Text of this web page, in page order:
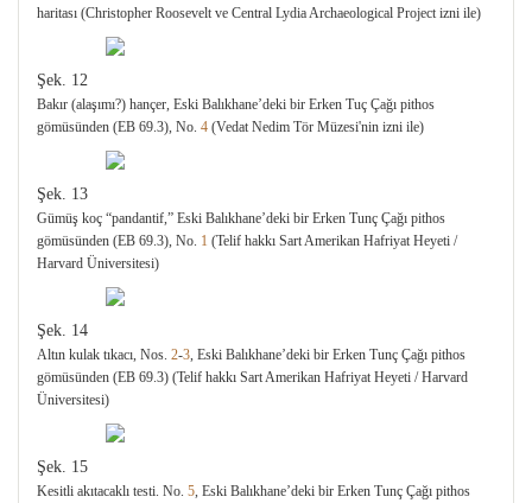
haritası (Christopher Roosevelt ve Central Lydia Archaeological Project izni ile)
Şek. 12
Bakır (alaşımı?) hançer, Eski Balıkhane’deki bir Erken Tuç Çağı pithos
gömüsünden (EB 69.3), No. 4 (Vedat Nedim Tör Müzesi'nin izni ile)
Şek. 13
Gümüş koç “pandantif,” Eski Balıkhane’deki bir Erken Tunç Çağı pithos
gömüsünden (EB 69.3), No. 1 (Telif hakkı Sart Amerikan Hafriyat Heyeti /
Harvard Üniversitesi)
Şek. 14
Altın kulak tıkacı, Nos. 2-3, Eski Balıkhane’deki bir Erken Tunç Çağı pithos
gömüsünden (EB 69.3) (Telif hakkı Sart Amerikan Hafriyat Heyeti / Harvard
Üniversitesi)
Şek. 15
Kesitli akıtacaklı testi. No. 5, Eski Balıkhane’deki bir Erken Tunç Çağı pithos